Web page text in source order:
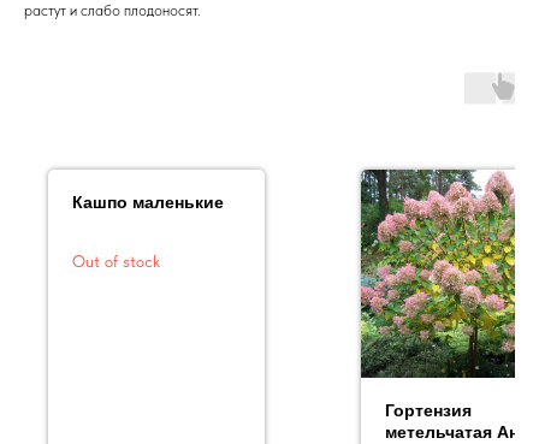
растут и слабо плодоносят.
Кашпо маленькие
Out of stock
Гортензия
метельчатая